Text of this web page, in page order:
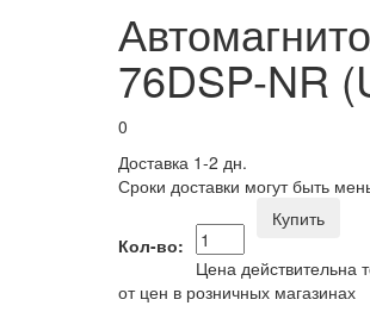
76DSP-NR
0
Доставка 1-2 дн.
Сроки доставки могут быть
Кол-во:
Купить
Цена действительна
от цен в розничных магазинах